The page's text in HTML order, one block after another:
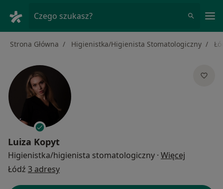
Czego szukasz?
Strona Główna Higienistka/Higienista Stomatologiczny
Luiza Kopyt
Higienistka/higienista stomatologiczny · Więcej
Łódź 3 adresy